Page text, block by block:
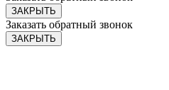
ЗАКРЫТЬ
Заказать обратный звонок
ЗАКРЫТЬ